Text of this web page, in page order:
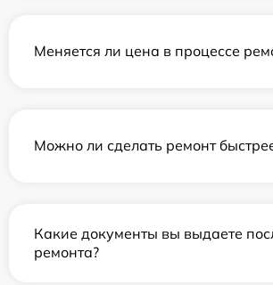
Меняется ли цена в процессе
Можно ли сделать ремонт
Какие документы вы выдаете
ремонта?